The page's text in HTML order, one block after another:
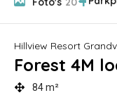
Hillview Resort
Forest 4M
84 m²